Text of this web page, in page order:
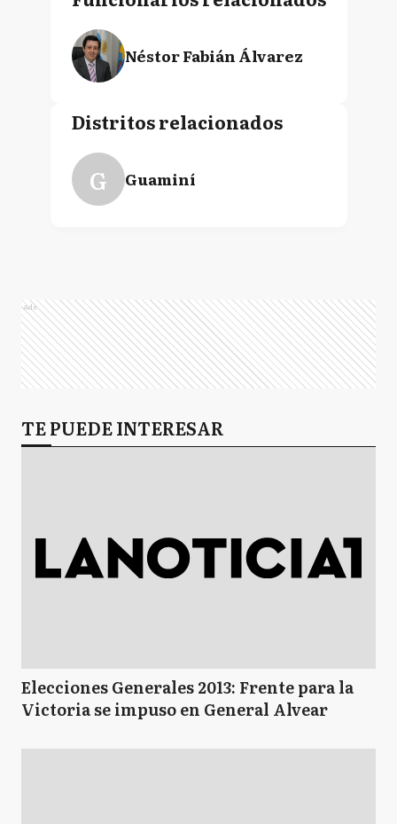
Néstor Fabián Álvarez
Distritos relacionados
G Guaminí
Ads
TE PUEDE INTERESAR
Elecciones Generales 2013: Frente para la
Victoria se impuso en General Alvear